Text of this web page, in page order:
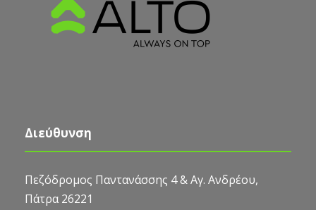
Διεύθυνση
Πεζόδρομος Παντανάσσης 4 & Αγ. Ανδρέου,
Πάτρα 26221